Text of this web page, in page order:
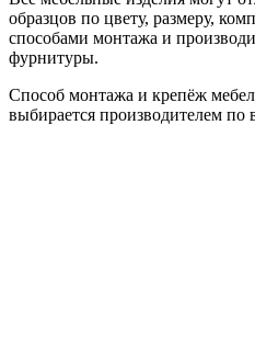
образцов по цвету, размеру,
способами монтажа и
фурнитуры.
Способ монтажа и крепёж
выбирается производителем